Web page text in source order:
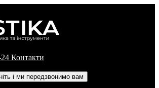
Контакти
і ми передзвонимо вам